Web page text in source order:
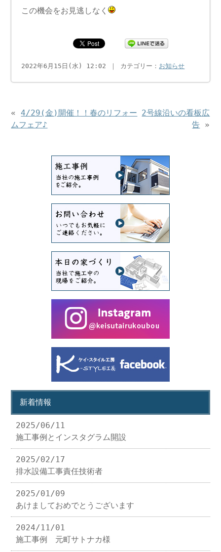
この機会をお見逃しなく
2022年6月15日(水) 12:02 ｜ カテゴリー： お知らせ
«4/29(金)開催！！春のリフォー
ムフェア♪
2号線沿いの看板広
告 »
新着情報
2025/06/11
施工事例とインスタグラム開設
2025/02/17
排水設備工事責任技術者
2025/01/09
あけましておめでとうございます
2024/11/01
施工事例 元町サトナカ様